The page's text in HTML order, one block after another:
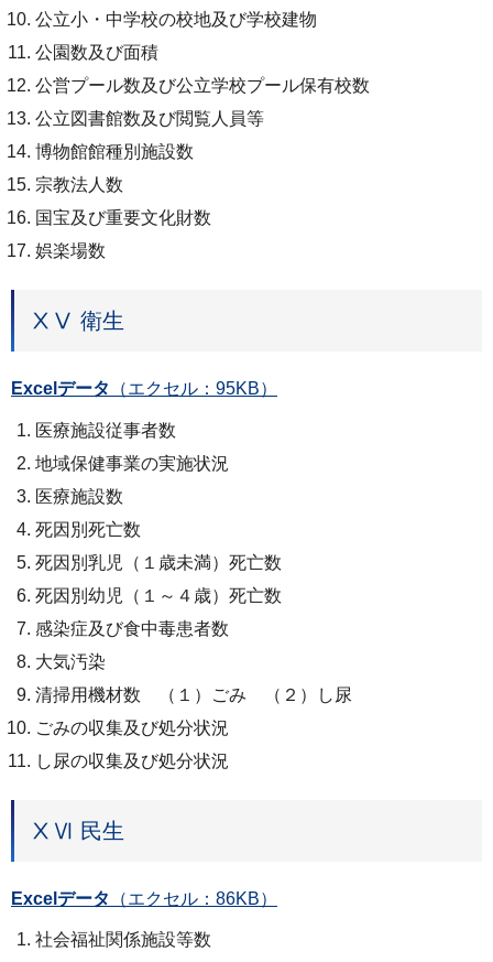
公立小・中学校の校地及び学校建物
公園数及び面積
公営プール数及び公立学校プール保有校数
公立図書館数及び閲覧人員等
博物館館種別施設数
宗教法人数
国宝及び重要文化財数
娯楽場数
ⅩⅤ 衛生
Excelデータ （エクセル：95KB）
医療施設従事者数
地域保健事業の実施状況
医療施設数
死因別死亡数
死因別乳児（１歳未満）死亡数
死因別幼児（１～４歳）死亡数
感染症及び食中毒患者数
大気汚染
清掃用機材数 （１）ごみ （２）し尿
ごみの収集及び処分状況
し尿の収集及び処分状況
ⅩⅥ 民生
Excelデータ （エクセル：86KB）
社会福祉関係施設等数